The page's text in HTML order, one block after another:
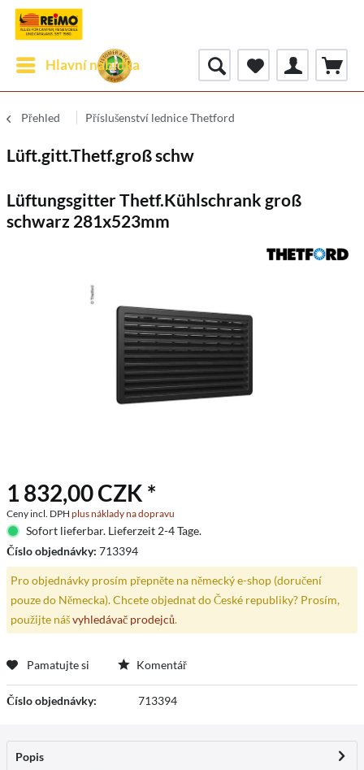
Hlavní nabídka
Přehled Příslušenství lednice Thetford
Lüft.gitt.Thetf.groß schw
Lüftungsgitter Thetf.Kühlschrank groß
schwarz 281x523mm
1 832,00 CZK *
Ceny incl. DPH plus náklady na dopravu
Sofort lieferbar. Lieferzeit 2-4 Tage.
Číslo objednávky: 713394
Pro objednávky prosím přepněte na německý e-shop (doručení
pouze do Německa). Chcete objednat do České republiky? Prosím,
použijte nášvyhledávač prodejců.
Pamatujte si Komentář
Číslo objednávky: 713394
Popis